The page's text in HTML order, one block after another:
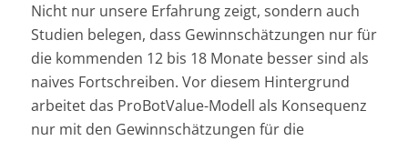
Nicht nur unsere Erfahrung zeigt, sondern auch
Studien belegen, dass Gewinnschätzungen nur für
die kommenden 12 bis 18 Monate besser sind als
naives Fortschreiben. Vor diesem Hintergrund
arbeitet das ProBotValue-Modell als Konsequenz
nur mit den Gewinnschätzungen für die